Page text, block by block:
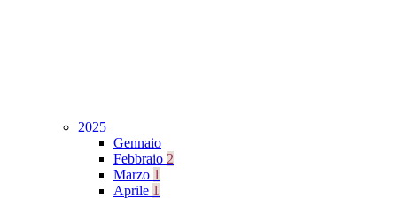
2025
Gennaio
Febbraio 2
Marzo 1
Aprile 1